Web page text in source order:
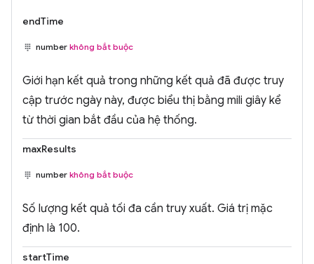
endTime
number không bắt buộc
Giới hạn kết quả trong những kết quả đã được truy
cập trước ngày này, được biểu thị bằng mili giây kể
từ thời gian bắt đầu của hệ thống.
maxResults
number không bắt buộc
Số lượng kết quả tối đa cần truy xuất. Giá trị mặc
định là 100.
startTime